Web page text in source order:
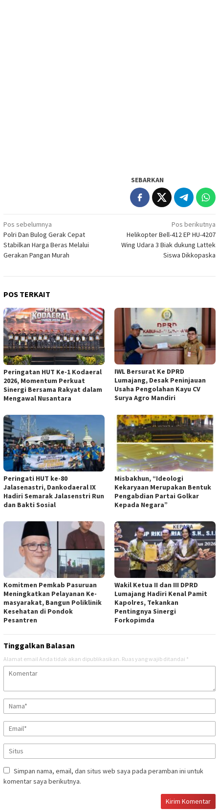
SEBARKAN
Navigasi
pos
Pos sebelumnya
Polri Dan Bulog Gerak Cepat
Stabilkan Harga Beras Melalui
Gerakan Pangan Murah
Pos berikutnya
Helikopter Bell-412 EP HU-4207
Wing Udara 3 Biak dukung Lattek
Siswa Dikkopaska
POS TERKAIT
Peringatan HUT Ke-1 Kodaeral
2026, Momentum Perkuat
Sinergi Bersama Rakyat dalam
Mengawal Nusantara
IWL Bersurat Ke DPRD
Lumajang, Desak Peninjauan
Usaha Pengolahan Kayu CV
Surya Agro Mandiri
Peringati HUT ke-80
Jalasenastri, Dankodaeral IX
Hadiri Semarak Jalasenstri Run
dan Bakti Sosial
Misbakhun, “Ideologi
Kekaryaan Merupakan Bentuk
Pengabdian Partai Golkar
Kepada Negara”
Komitmen Pemkab Pasuruan
Meningkatkan Pelayanan Ke-
masyarakat, Bangun Poliklinik
Kesehatan di Pondok
Pesantren
Wakil Ketua II dan III DPRD
Lumajang Hadiri Kenal Pamit
Kapolres, Tekankan
Pentingnya Sinergi
Forkopimda
Tinggalkan Balasan
Alamat email Anda tidak akan dipublikasikan. Ruas yang wajib ditandai *
Simpan nama, email, dan situs web saya pada peramban ini untuk
komentar saya berikutnya.